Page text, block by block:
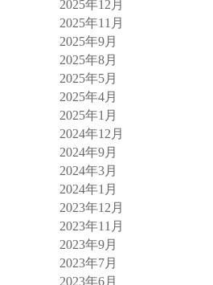
2025年12月
2025年11月
2025年9月
2025年8月
2025年5月
2025年4月
2025年1月
2024年12月
2024年9月
2024年3月
2024年1月
2023年12月
2023年11月
2023年9月
2023年7月
2023年6月